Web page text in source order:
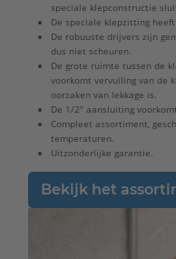
speciale klepconstructie
De speciale klepzitting
De robuuste drijvers zijn
dus niet scheuren.
De grote ruimte tussen de
voorkomt vervuiling van de
oorzaken van lekkage is.
De 1/2" aansluiting
Compleet assortiment,
temperaturen.
Uitzonderlijke garantie.
Bekijk het